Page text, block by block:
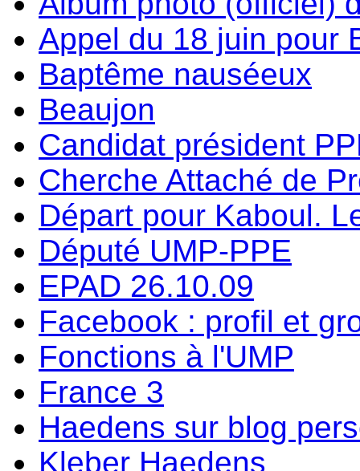
Appel du 18 juin pour
Baptême nauséeux
Beaujon
Candidat président
Cherche Attaché de
Départ pour Kaboul.
Député UMP-PPE
EPAD 26.10.09
Facebook : profil et
Fonctions à l'UMP
France 3
Haedens sur blog
Kleber Haedens